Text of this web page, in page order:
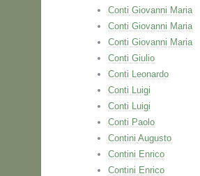
Conti Giovanni Maria
Conti Giovanni Maria
Conti Giovanni Maria
Conti Giulio
Conti Leonardo
Conti Luigi
Conti Luigi
Conti Paolo
Contini Augusto
Contini Enrico
Contini Enrico